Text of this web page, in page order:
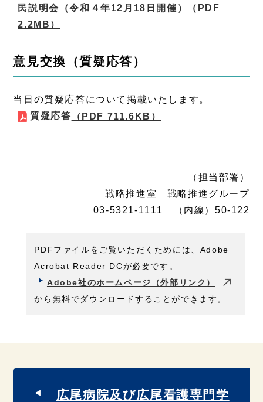
民説明会（令和４年12月18日開催）
（PDF
2.2MB）
意見交換（質疑応答）
当日の質疑応答について掲載いたします。
質疑応答 （PDF 711.6KB）
（担当部署）
戦略推進室 戦略推進グループ
03-5321-1111 （内線）50-122
PDFファイルをご覧いただくためには、Adobe
Acrobat Reader DCが必要です。
Adobe社のホームページ（外部リンク）
から無料でダウンロードすることができます。
広尾病院及び広尾看護専門学